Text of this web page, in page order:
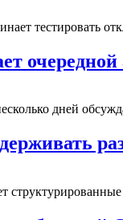
тестировать
очередной
дней